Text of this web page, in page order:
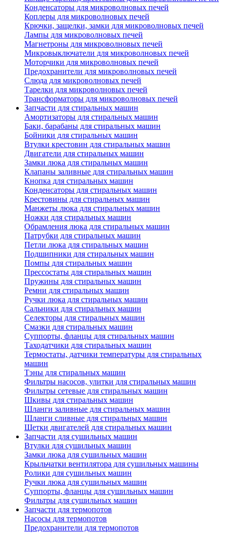
Конденсаторы для микроволновых печей
Коплеры для микроволновых печей
Крючки, защелки, замки для микроволновых печей
Лампы для микроволновых печей
Магнетроны для микроволновых печей
Микровыключатели для микроволновых печей
Моторчики для микроволновых печей
Предохранители для микроволновых печей
Слюда для микроволновых печей
Тарелки для микроволновых печей
Трансформаторы для микроволновых печей
Запчасти для стиральных машин
Амортизаторы для стиральных машин
Баки, барабаны для стиральных машин
Бойники для стиральных машин
Втулки крестовин для стиральных машин
Двигатели для стиральных машин
Замки люка для стиральных машин
Клапаны заливные для стиральных машин
Кнопка для стиральных машин
Конденсаторы для стиральных машин
Крестовины для стиральных машин
Манжеты люка для стиральных машин
Ножки для стиральных машин
Обрамления люка для стиральных машин
Патрубки для стиральных машин
Петли люка для стиральных машин
Подшипники для стиральных машин
Помпы для стиральных машин
Прессостаты для стиральных машин
Пружины для стиральных машин
Ремни для стиральных машин
Ручки люка для стиральных машин
Сальники для стиральных машин
Селекторы для стиральных машин
Смазки для стиральных машин
Суппорты, фланцы для стиральных машин
Таходатчики для стиральных машин
Термостаты, датчики температуры для стиральных
машин
Тэны для стиральных машин
Фильтры насосов, улитки для стиральных машин
Фильтры сетевые для стиральных машин
Шкивы для стиральных машин
Шланги заливные для стиральных машин
Шланги сливные для стиральных машин
Щетки двигателей для стиральных машин
Запчасти для сушильных машин
Втулки для сушильных машин
Замки люка для сушильных машин
Крыльчатки вентилятора для сушильных машины
Ролики для сушильных машин
Ручки люка для сушильных машин
Суппорты, фланцы для сушильных машин
Фильтры для сушильных машин
Запчасти для термопотов
Насосы для термопотов
Предохранители для термопотов